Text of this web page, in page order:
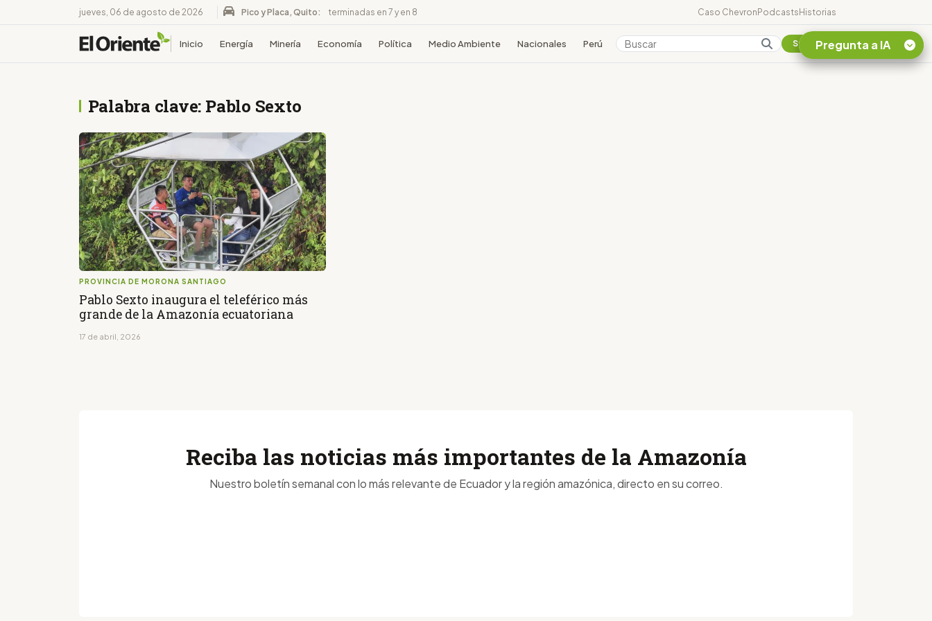
jueves, 06 de agosto de 2026 Pico y Placa, Quito: terminadas en 7 y en 8 Caso ChevronPodcastsHistorias
Inicio Energía Minería Economía Política Medio Ambiente Nacionales Perú Colombia Suscribirse
Palabra clave: Pablo Sexto
PROVINCIA DE MORONA SANTIAGO
Pablo Sexto inaugura el teleférico más
grande de la Amazonía ecuatoriana
17 de abril, 2026
Pregunta a IA
Reciba las noticias más importantes de la Amazonía
Nuestro boletín semanal con lo más relevante de Ecuador y la región amazónica, directo en su correo.